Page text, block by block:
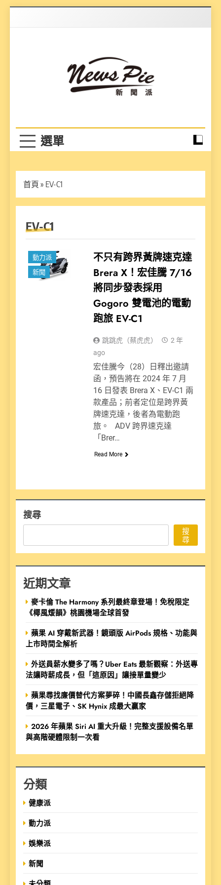
首頁 » EV-C1
EV-C1
動力派
新聞
不只有跨界黃牌速克達
Brera X！宏佳騰 7/16
將同步發表採用
Gogoro 雙電池的電動
跑旅 EV-C1
跳跳虎（蔡虎虎）
2 年
ago
宏佳騰今（28）日釋出邀請
函，預告將在 2024 年 7 月
16 日發表 Brera X、EV-C1 兩
款產品；前者定位是跨界黃
牌速克達，後者為電動跑
旅。 ADV 跨界速克達
「Brer…
Read More
搜尋
搜
尋
近期文章
麥卡倫 The Harmony 系列最終章登場！免稅限定
《椰風煖韻》桃園機場全球首發
蘋果 AI 穿戴新武器！鏡頭版 AirPods 規格、功能與
上市時間全解析
外送員薪水變多了嗎？Uber Eats 最新觀察：外送專
法讓時薪成長，但「這原因」讓接單量變少
蘋果尋找廉價替代方案夢碎！中國長鑫存儲拒絕降
價，三星電子、SK Hynix 成最大贏家
2026 年蘋果 Siri AI 重大升級！完整支援設備名單
與高階硬體限制一次看
分類
健康派
動力派
娛樂派
新聞